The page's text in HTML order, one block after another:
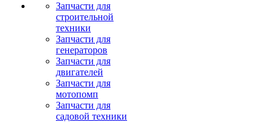
Запчасти для
строительной
техники
Запчасти для
генераторов
Запчасти для
двигателей
Запчасти для
мотопомп
Запчасти для
садовой техники